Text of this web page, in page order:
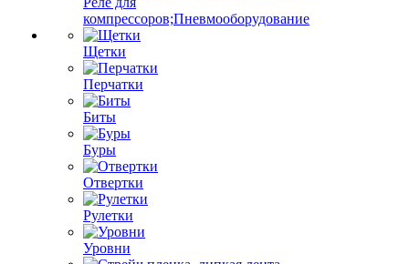
компрессоров;Пневмооборудование
Щетки
Перчатки
Биты
Буры
Отвертки
Рулетки
Уровни